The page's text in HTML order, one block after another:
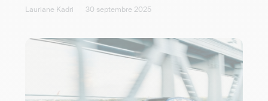
Lauriane Kadri 30 septembre 2025